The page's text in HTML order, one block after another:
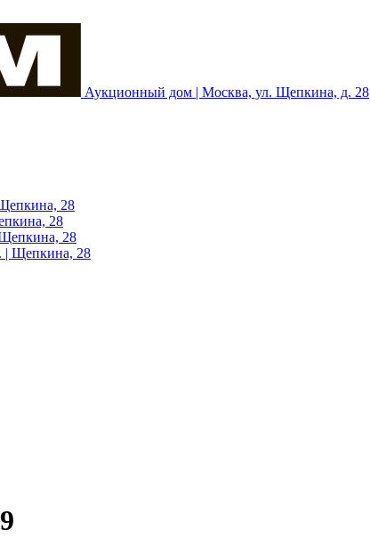
Аукционный дом | Москва, ул. Щепкина, д. 28
28
28
28
| Щепкина, 28